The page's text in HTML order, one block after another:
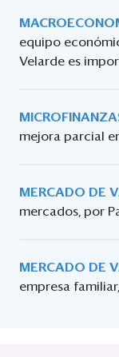
equipo
Velarde es
mejora parcial
MERCADO DE
mercados, por
MERCADO DE
empresa